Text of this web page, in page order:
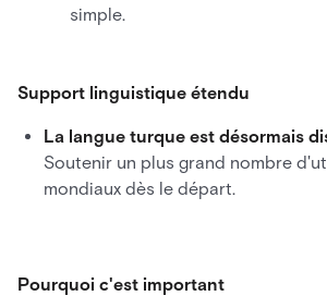
simple.
Support linguistique étendu
La langue turque est désormais
Soutenir un plus grand nombre
mondiaux dès le départ.
Pourquoi c'est important